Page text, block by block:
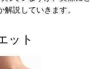
説していきます。
ット